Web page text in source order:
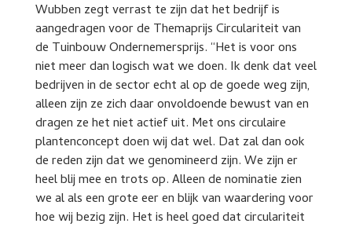
Wubben zegt verrast te zijn dat het bedrijf is
aangedragen voor de Themaprijs Circulariteit van
de Tuinbouw Ondernemersprijs. “Het is voor ons
niet meer dan logisch wat we doen. Ik denk dat veel
bedrijven in de sector echt al op de goede weg zijn,
alleen zijn ze zich daar onvoldoende bewust van en
dragen ze het niet actief uit. Met ons circulaire
plantenconcept doen wij dat wel. Dat zal dan ook
de reden zijn dat we genomineerd zijn. We zijn er
heel blij mee en trots op. Alleen de nominatie zien
we al als een grote eer en blijk van waardering voor
hoe wij bezig zijn. Het is heel goed dat circulariteit